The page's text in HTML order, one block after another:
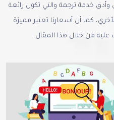
خدمة ترجمة والتي تكون رائعة
كما أن أسعارنا تعتبر مميزة
من خلال هذا المقال.